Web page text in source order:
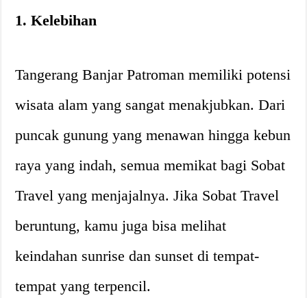
1. Kelebihan
Tangerang Banjar Patroman memiliki potensi
wisata alam yang sangat menakjubkan. Dari
puncak gunung yang menawan hingga kebun
raya yang indah, semua memikat bagi Sobat
Travel yang menjajalnya. Jika Sobat Travel
beruntung, kamu juga bisa melihat
keindahan sunrise dan sunset di tempat-
tempat yang terpencil.